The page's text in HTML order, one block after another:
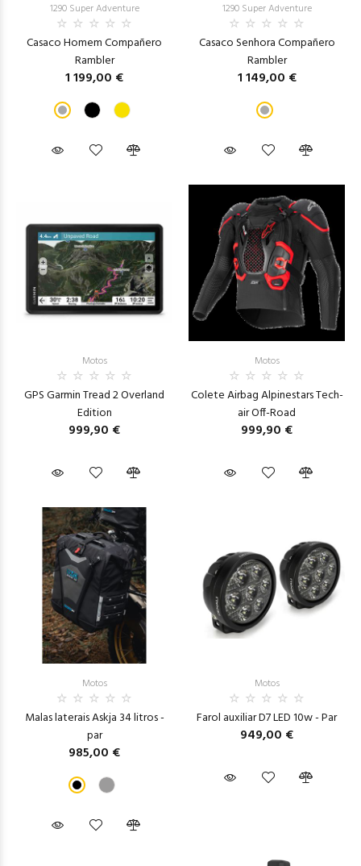
1290 Super Adventure
Casaco Homem Compañero
Rambler
1 199,00 €
1290 Super Adventure
Casaco Senhora Compañero
Rambler
1 149,00 €
Motos
GPS Garmin Tread 2 Overland
Edition
999,90 €
Motos
Colete Airbag Alpinestars Tech-
air Off-Road
999,90 €
Motos
Malas laterais Askja 34 litros -
par
985,00 €
Motos
Farol auxiliar D7 LED 10w - Par
949,00 €